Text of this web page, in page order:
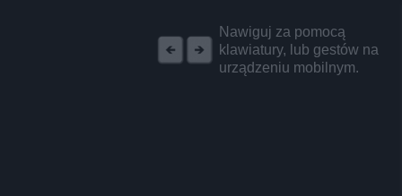
Nawiguj za pomocą
klawiatury, lub gestów na
urządzeniu mobilnym.